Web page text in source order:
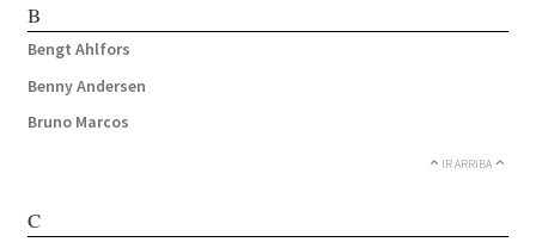
B
Bengt Ahlfors
Benny Andersen
Bruno Marcos
IR ARRIBA
C